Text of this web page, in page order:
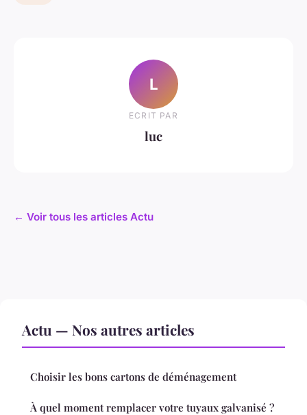
L
ECRIT PAR
luc
← Voir tous les articles Actu
Actu — Nos autres articles
Choisir les bons cartons de déménagement
À quel moment remplacer votre tuyaux galvanisé ?